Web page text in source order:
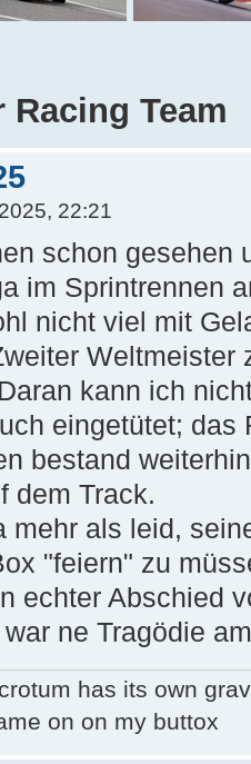
Racing Team
22:21
schon gesehen
im Sprintrennen
nicht viel mit
Weltmeister
kann ich
eingetütet;
bestand
dem Track.
mehr als leid,
"feiern" zu
echter Abschied
ne Tragödie
has its own
on on my buttox